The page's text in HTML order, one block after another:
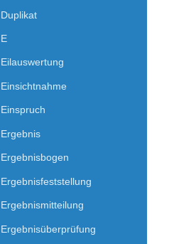
Duplikat
E
Eilauswertung
Einsichtnahme
Einspruch
Ergebnis
Ergebnisbogen
Ergebnisfeststellung
Ergebnismitteilung
Ergebnisüberprüfung